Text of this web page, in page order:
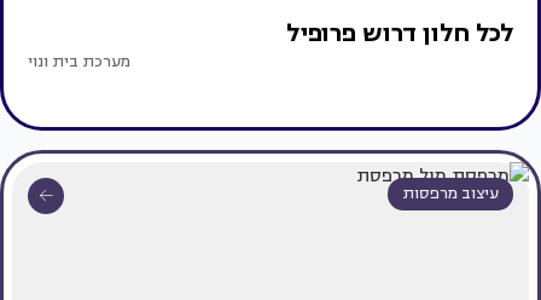
לכל חלון דרוש פרופיל
מערכת בית ונוי
עיצוב מרפסות